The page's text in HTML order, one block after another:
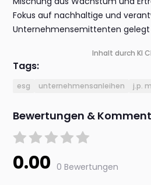
Fokus auf nachhaltige und
Unternehmensemittenten gelegt
Inhalt durch KI
Tags:
esg unternehmensanleihen j.p.
Bewertungen &
0.00 0 Bewertungen